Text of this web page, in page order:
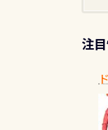
注